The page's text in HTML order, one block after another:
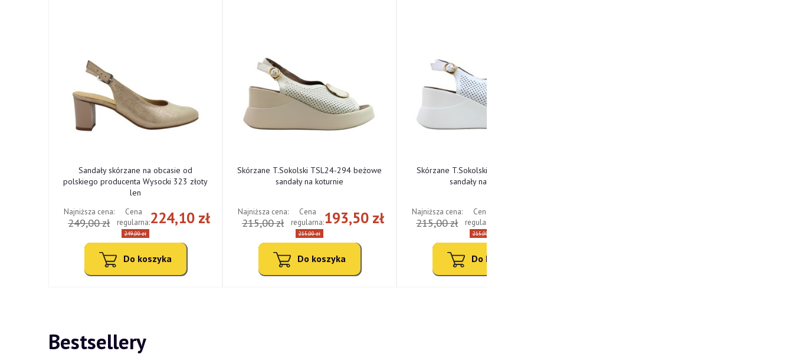
Sandały skórzane na obcasie od
polskiego producenta Wysocki 323 złoty
len
224,10 zł
Cena
regularna:
249,00 zł
Najniższa cena:
249,00 zł
Do koszyka
Skórzane T.Sokolski TSL24-294 beżowe
sandały na koturnie
193,50 zł
Cena
regularna:
215,00 zł
Najniższa cena:
215,00 zł
Do koszyka
Skórzane T.Sokolski TSL24-294 białe
sandały na koturnie
Cena
regularna:
215,00 zł
Najniższa cena:
215,00 zł
Do koszyka
Bestsellery